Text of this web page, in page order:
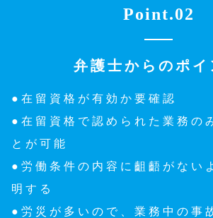
Point.02
弁護士からのポイ
●在留資格が有効か要確認
●在留資格で認められた業務の
とが可能
●労働条件の内容に齟齬がない
明する
●労災が多いので、業務中の事